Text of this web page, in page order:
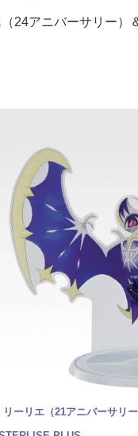
24アニバーサリー）
リーリエ（21アニバーサリ